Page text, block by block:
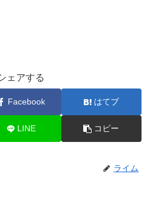
ェアする
Facebook はてブ
LINE コピー
ライム